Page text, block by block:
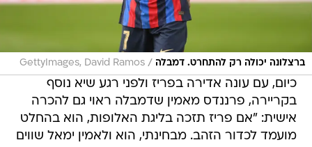
ברצלונה יכולה רק להתחרט. דמבלה /
GettyImages, David Ramos
כיום, עם עונה אדירה בפריז ולפני רגע שיא נוסף
בקריירה, פרננדס מאמין שדמבלה ראוי גם להכרה
אישית: "אם פריז תזכה בליגת האלופות, הוא בהחלט
מועמד לכדור הזהב. מבחינתי, הוא ולאמין ימאל שווים